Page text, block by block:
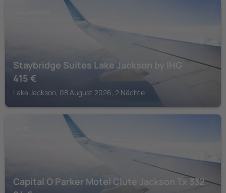
Staybridge Suites Lake Jackson by IHG
415 €
Lake Jackson, 08 August 2026, 2 Nächte
Capital O Parker Motel Clute Jackson Tx 332